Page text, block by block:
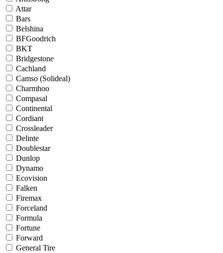
Attar
Bars
Belshina
BFGoodrich
BKT
Bridgestone
Cachland
Camso (Solideal)
Charmhoo
Compasal
Continental
Cordiant
Crossleader
Delinte
Doublestar
Dunlop
Dynamo
Ecovision
Falken
Firemax
Forceland
Formula
Fortune
Forward
General Tire